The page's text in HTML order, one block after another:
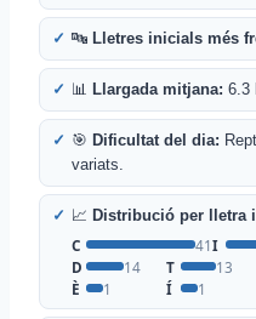
🔤 Lletres inicials més
📊 Llargada mitjana: 6.3
🎯 Dificultat del dia:
variats.
📈 Distribució per lletra
C 41I
D
14 T 13
È
1 Í 1